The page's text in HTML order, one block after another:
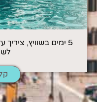
5 ימים בשוויץ,